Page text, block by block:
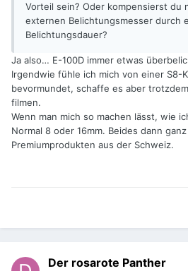
Vorteil sein? Oder kompensierst du
externen Belichtungsmesser durch
Belichtungsdauer?
Ja also… E-100D immer etwas
Irgendwie fühle ich mich von einer S8-
bevormundet, schaffe es aber
filmen.
Wenn man mich so machen lässt, wie
Normal 8 oder 16mm. Beides dann
Premiumprodukten aus der Schweiz.
Der rosarote Panther